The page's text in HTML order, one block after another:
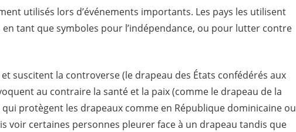
utilisés lors d’événements importants. Les pays les utilisent
tant que symboles pour l’indépendance, ou pour lutter contre
suscitent la controverse (le drapeau des États confédérés aux
au contraire la santé et la paix (comme le drapeau de la
qui protègent les drapeaux comme en République dominicaine ou
voir certaines personnes pleurer face à un drapeau tandis que